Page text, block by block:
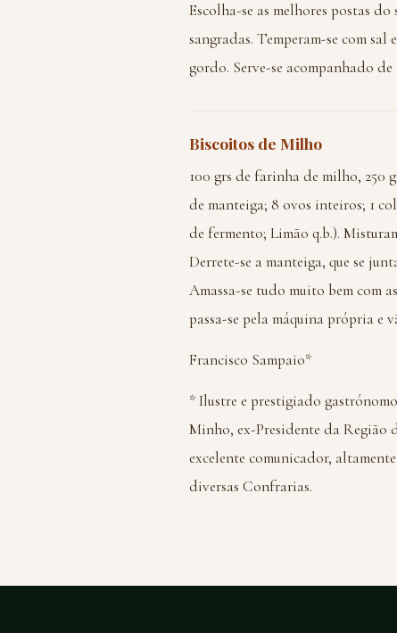
Escolha-se as melhores postas
sangradas. Temperam-se com
gordo. Serve-se acompanhado
Biscoitos de Milho
100 grs de farinha de milho, 250
de manteiga; 8 ovos inteiros; 1
de fermento; Limão q.b.).
Derrete-se a manteiga, que se
Amassa-se tudo muito bem com
passa-se pela máquina própria e
Francisco Sampaio*
* Ilustre e prestigiado
Minho, ex-Presidente da
excelente comunicador,
diversas Confrarias.